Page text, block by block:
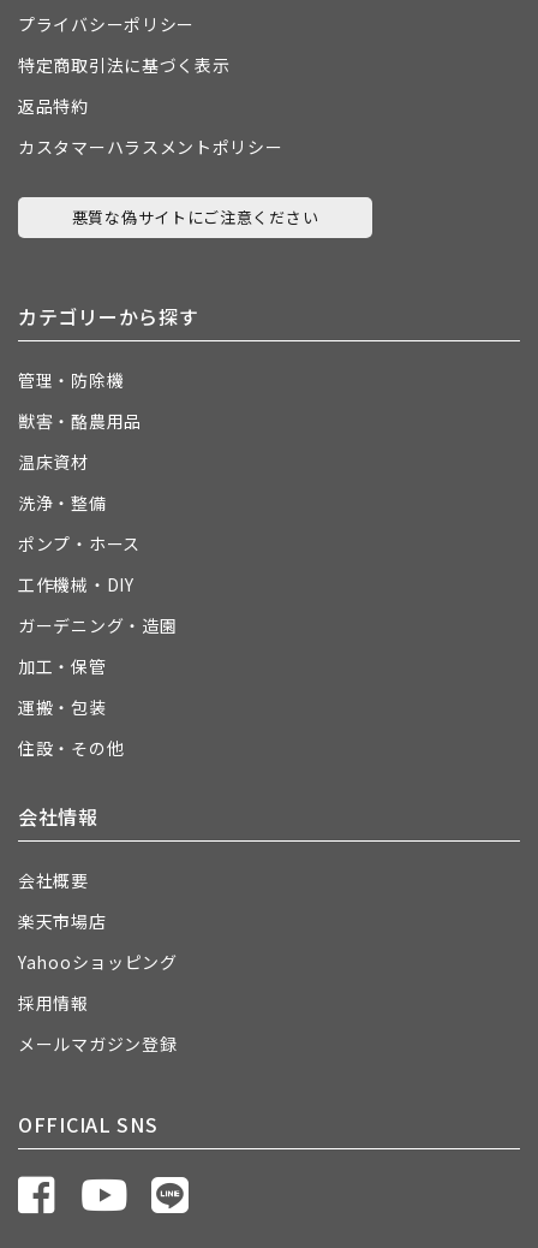
プライバシーポリシー
特定商取引法に基づく表示
返品特約
カスタマーハラスメントポリシー
悪質な偽サイトにご注意ください
カテゴリーから探す
管理・防除機
獣害・酪農用品
温床資材
洗浄・整備
ポンプ・ホース
工作機械・DIY
ガーデニング・造園
加工・保管
運搬・包装
住設・その他
会社情報
会社概要
楽天市場店
Yahooショッピング
採用情報
メールマガジン登録
OFFICIAL SNS